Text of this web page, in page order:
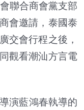
聯合商會黨支部
會邀請，泰國泰
交會行程之後，
觀看潮汕方言電
演藍鴻春執導的